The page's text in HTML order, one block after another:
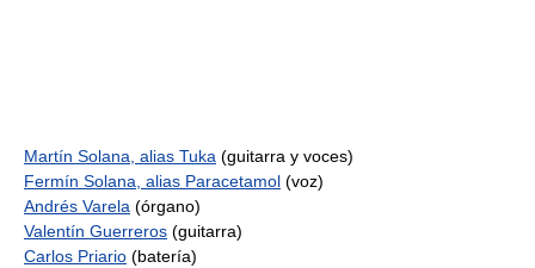
Martín Solana, alias Tuka (guitarra y voces)
Fermín Solana, alias Paracetamol (voz)
Andrés Varela (órgano)
Valentín Guerreros (guitarra)
Carlos Priario (batería)